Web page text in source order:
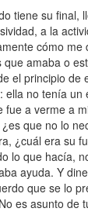
tiene su final,
a la
cómo
que amaba o
el principio de
ella no tenía un
fue a verme a
que no lo
¿cuál era su
lo que hacía,
ayuda. Y
que se lo
es asunto de